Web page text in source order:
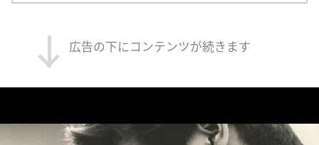
広告の下にコンテンツが続きます